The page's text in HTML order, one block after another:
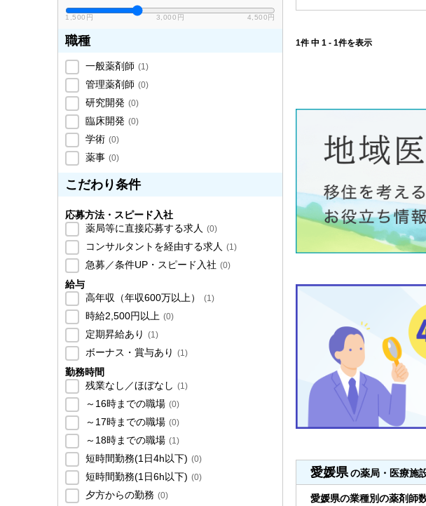
1,500円 3,000円 4,500円
職種
一般薬剤師 (1)
管理薬剤師 (0)
研究開発 (0)
臨床開発 (0)
学術 (0)
薬事 (0)
こだわり条件
応募方法・スピード入社
薬局等に直接応募する求人 (0)
コンサルタントを経由する求人 (1)
急募／条件UP・スピード入社 (0)
給与
高年収（年収600万以上）
(1)
時給2,500円以上 (0)
定期昇給あり (1)
ボーナス・賞与あり (1)
勤務時間
残業なし／ほぼなし (1)
～16時までの職場 (0)
～17時までの職場 (0)
～18時までの職場 (1)
短時間勤務(1日4h以下) (0)
短時間勤務(1日6h以下) (0)
夕方からの勤務 (0)
1件 中 1 - 1件を表示
愛媛県の薬局・医療施
愛媛県の業種別の薬剤師